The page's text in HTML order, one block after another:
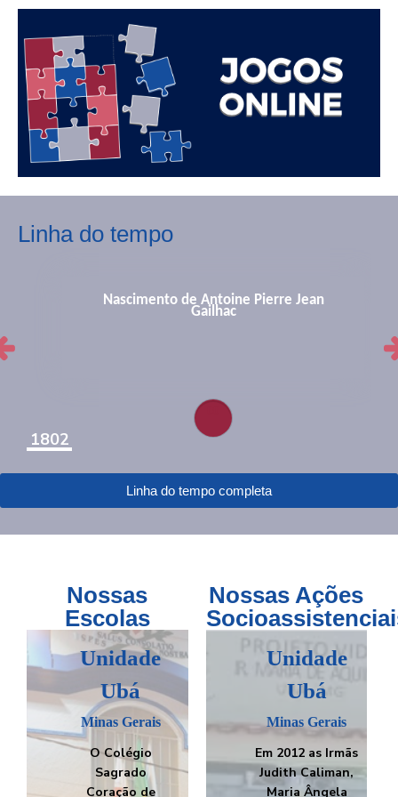
Linha do tempo
1802
Nascimento de Antoine Pierre Jean
Gailhac
Linha do tempo completa
Nossas
Escolas
Unidade
Ubá
Minas Gerais
O Colégio
Sagrado
Coração de
Unidade
Rio de
Janeiro
Rio de
Janeiro
Nossas Ações
Unidade
Serra
Espírito
Em 1996 as
Irmãs Ana
Unidade
Ubá
Minas Gerais
Em 2012 as Irmãs
Judith Caliman,
Maria Ângela